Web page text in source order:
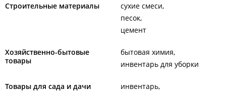
Строительные материалы
сухие смеси
песок
цемент
Хозяйственно-бытовые
товары
бытовая химия
инвентарь для уборки
Товары для сада и дачи
инвентарь